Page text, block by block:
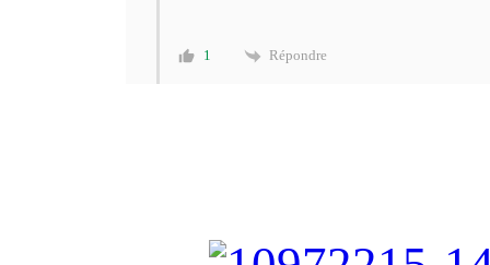
1 Répondre